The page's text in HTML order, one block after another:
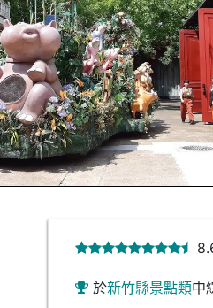
於新竹縣景點類中